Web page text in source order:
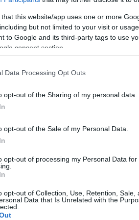
that this website/app uses one or more
but not limited to your visit or
to Google and its third-party tags to use
consent section.
Data Processing Opt Outs
opt-out of the Sharing of my personal data.
opt-out of the Sale of my Personal Data.
opt-out of processing my Personal Data for
opt-out of Collection, Use, Retention, Sale,
Data that Is Unrelated with the
и коммуникации». В 2020 году на премию
из 24 человек, работало в онлайн-
2020
Kaspersky Safe Kids третий год подряд на
контроля
Kaspersky Safe Kids для Windows
проведённом независимой
продукты пяти вендоров, и только два
Нитиш стал послом Kaspersky в странах
Kaspersky сообщает о спонсорстве
FIA по ралли-кроссу, славящегося
2020
на полгода* бесплатно предоставит
Речь идёт о корпоративных
Cloud Plus, Kaspersky Security for Microsoft
2020
защита от бесфайловых вредоносных
результатов тестов за 2019 год